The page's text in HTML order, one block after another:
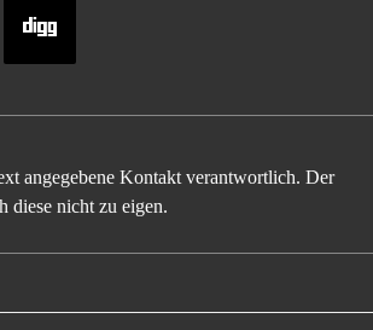
angegebene Kontakt verantwortlich. Der
diese nicht zu eigen.